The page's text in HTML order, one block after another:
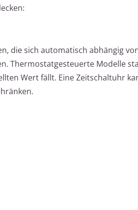
die sich automatisch abhängig
Thermostatgesteuerte Modelle
Wert fällt. Eine Zeitschaltuhr